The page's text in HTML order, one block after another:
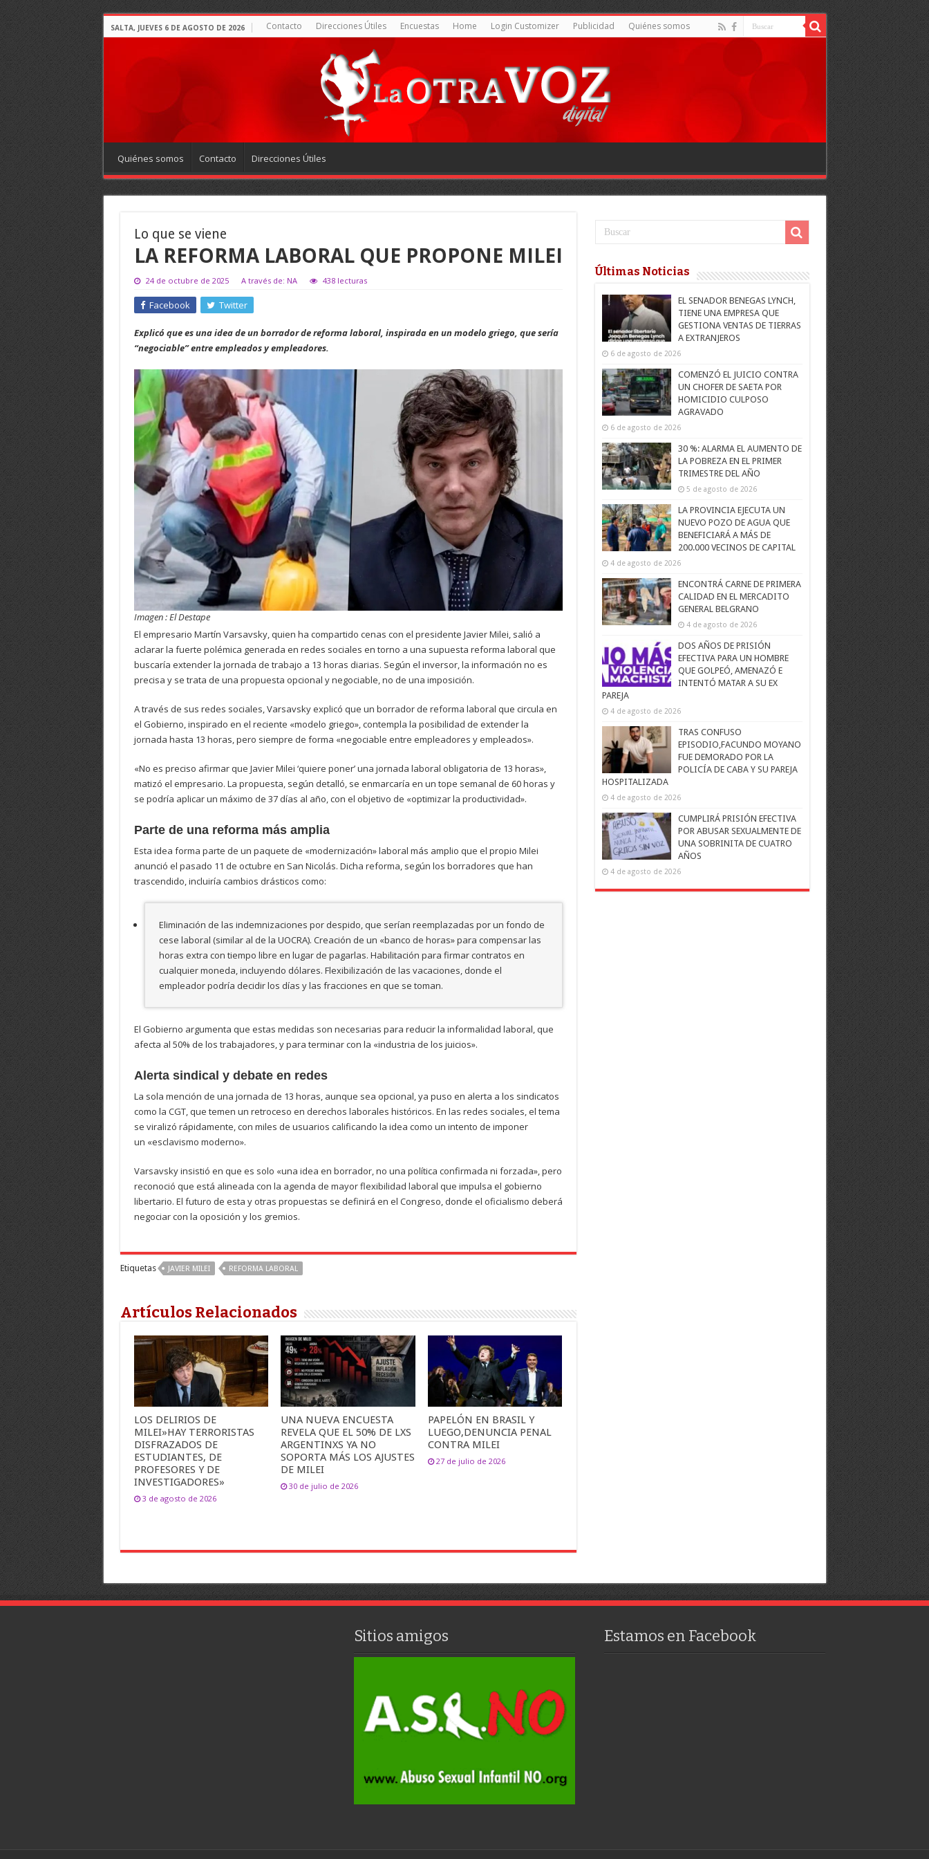
SALTA, JUEVES 6 DE AGOSTO DE 2026 Contacto Direcciones Útiles Encuestas Home Login Customizer Publicidad Quiénes somos
Quiénes somos Contacto Direcciones Útiles
Lo que se viene
LA REFORMA LABORAL QUE PROPONE MILEI
24 de octubre de 2025 A través de: NA 438 lecturas
Facebook Twitter
Explicó que es una idea de un borrador de reforma laboral, inspirada en un modelo griego, que sería
“negociable” entre empleados y empleadores.
Imagen : El Destape
El empresario Martín Varsavsky, quien ha compartido cenas con el presidente Javier Milei, salió a
aclarar la fuerte polémica generada en redes sociales en torno a una supuesta reforma laboral que
buscaría extender la jornada de trabajo a 13 horas diarias. Según el inversor, la información no es
precisa y se trata de una propuesta opcional y negociable, no de una imposición.
A través de sus redes sociales, Varsavsky explicó que un borrador de reforma laboral que circula en
el Gobierno, inspirado en el reciente «modelo griego», contempla la posibilidad de extender la
jornada hasta 13 horas, pero siempre de forma «negociable entre empleadores y empleados».
«No es preciso afirmar que Javier Milei ‘quiere poner’ una jornada laboral obligatoria de 13 horas»,
matizó el empresario. La propuesta, según detalló, se enmarcaría en un tope semanal de 60 horas y
se podría aplicar un máximo de 37 días al año, con el objetivo de «optimizar la productividad».
Parte de una reforma más amplia
Esta idea forma parte de un paquete de «modernización» laboral más amplio que el propio Milei
anunció el pasado 11 de octubre en San Nicolás. Dicha reforma, según los borradores que han
trascendido, incluiría cambios drásticos como:
Eliminación de las indemnizaciones por despido, que serían reemplazadas por un fondo de
cese laboral (similar al de la UOCRA). Creación de un «banco de horas» para compensar las
horas extra con tiempo libre en lugar de pagarlas. Habilitación para firmar contratos en
cualquier moneda, incluyendo dólares. Flexibilización de las vacaciones, donde el
empleador podría decidir los días y las fracciones en que se toman.
El Gobierno argumenta que estas medidas son necesarias para reducir la informalidad laboral, que
afecta al 50% de los trabajadores, y para terminar con la «industria de los juicios».
Alerta sindical y debate en redes
La sola mención de una jornada de 13 horas, aunque sea opcional, ya puso en alerta a los sindicatos
como la CGT, que temen un retroceso en derechos laborales históricos. En las redes sociales, el tema
se viralizó rápidamente, con miles de usuarios calificando la idea como un intento de imponer
un «esclavismo moderno».
Varsavsky insistió en que es solo «una idea en borrador, no una política confirmada ni forzada», pero
reconoció que está alineada con la agenda de mayor flexibilidad laboral que impulsa el gobierno
libertario. El futuro de esta y otras propuestas se definirá en el Congreso, donde el oficialismo deberá
negociar con la oposición y los gremios.
Etiquetas JAVIER MILEI REFORMA LABORAL
Artículos Relacionados
LOS DELIRIOS DE
MILEI»HAY TERRORISTAS
DISFRAZADOS DE
ESTUDIANTES, DE
PROFESORES Y DE
INVESTIGADORES»
3 de agosto de 2026
UNA NUEVA ENCUESTA
REVELA QUE EL 50% DE LXS
ARGENTINXS YA NO
SOPORTA MÁS LOS AJUSTES
DE MILEI
30 de julio de 2026
PAPELÓN EN BRASIL Y
LUEGO,DENUNCIA PENAL
CONTRA MILEI
27 de julio de 2026
Últimas Noticias
EL SENADOR BENEGAS LYNCH,
TIENE UNA EMPRESA QUE
GESTIONA VENTAS DE TIERRAS
A EXTRANJEROS
6 de agosto de 2026
COMENZÓ EL JUICIO CONTRA
UN CHOFER DE SAETA POR
HOMICIDIO CULPOSO
AGRAVADO
6 de agosto de 2026
30 %: ALARMA EL AUMENTO DE
LA POBREZA EN EL PRIMER
TRIMESTRE DEL AÑO
5 de agosto de 2026
LA PROVINCIA EJECUTA UN
NUEVO POZO DE AGUA QUE
BENEFICIARÁ A MÁS DE
200.000 VECINOS DE CAPITAL
4 de agosto de 2026
ENCONTRÁ CARNE DE PRIMERA
CALIDAD EN EL MERCADITO
GENERAL BELGRANO
4 de agosto de 2026
DOS AÑOS DE PRISIÓN
EFECTIVA PARA UN HOMBRE
QUE GOLPEÓ, AMENAZÓ E
INTENTÓ MATAR A SU EX
PAREJA
4 de agosto de 2026
TRAS CONFUSO
EPISODIO,FACUNDO MOYANO
FUE DEMORADO POR LA
POLICÍA DE CABA Y SU PAREJA
HOSPITALIZADA
4 de agosto de 2026
CUMPLIRÁ PRISIÓN EFECTIVA
POR ABUSAR SEXUALMENTE DE
UNA SOBRINITA DE CUATRO
AÑOS
4 de agosto de 2026
Sitios amigos Estamos en Facebook